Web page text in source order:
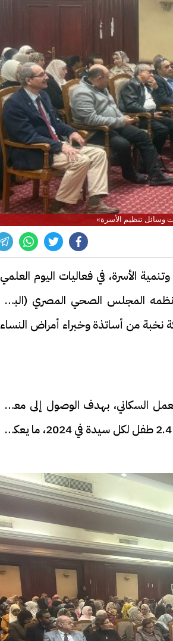
وسائل تنظيم الأسرة»
الأسرة، في فعاليات اليوم العلمي
المجلس الصحي المصري (البورد
نخبة من أساتذة وخبراء أمراض النساء
عامًا حاسمًا في مسار العمل السكاني، بهدف الوصول إلى معدل
إنجاب كلي 2.1 طفل لكل سيدة بحلول 2027، مشيرة إلى أن المعدل بلغ 2.4 طفل لكل سيدة في 2024، ما يعكس